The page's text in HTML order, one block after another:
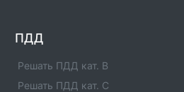
Информация об операторе
Оператор техосмотра №00975.
оператора, статус оператора,
ПДД
Решать ПДД кат. B
Решать ПДД кат. C